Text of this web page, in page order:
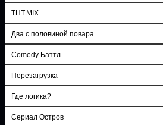
ТНТ.MIX
Два с половиной повара
Comedy Баттл
Перезагрузка
Где логика?
Сериал Остров